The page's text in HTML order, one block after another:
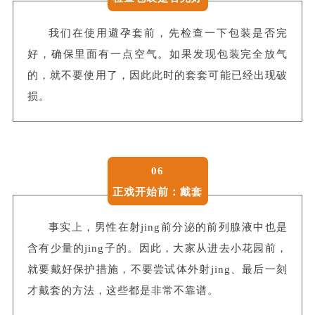
我们在使用避孕套前，先检查一下包装是否完
好，确保里面有一点空气。如果发现包装完全放气
的，就不要使用了，因此此时的套套可能已经出现破
损。
06
正戏开始前：戴套
事实上，男性在射jing前分泌的前列腺液中也是
含有少量的jing子的。因此，大家从进去小花园前，
就要戴好保护措施，不要尝试体外射jing、最后一刻
才戴套的方法，这些都是非常不靠谱。